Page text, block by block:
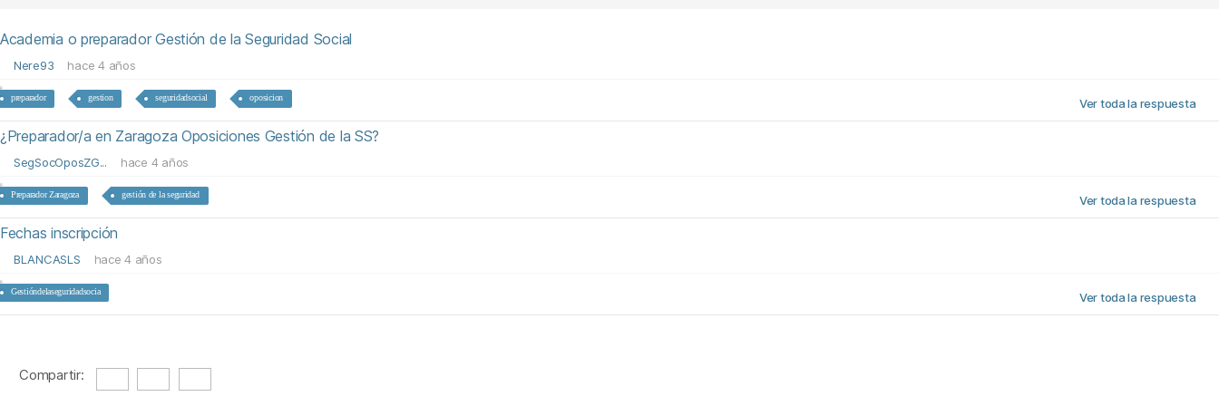
Academia o preparador Gestión de la Seguridad Social
Nere93 hace 4 años
preparador gestion seguridadsocial oposicion Ver toda la respuesta
¿Preparador/a en Zaragoza Oposiciones Gestión de la SS?
SegSocOposZG... hace 4 años
Preparador Zaragoza gestión de la seguridad Ver toda la respuesta
Fechas inscripción
BLANCASLS hace 4 años
Gestióndelaseguridadsocia Ver toda la respuesta
Compartir: